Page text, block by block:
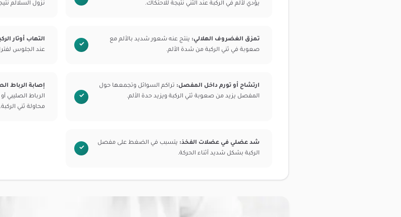
يؤدي لألم في الركبة عند الثني نتيجة للاحتكاك.
نزول السلالم
تمزق الغضروف الهلالي: ينتج عنه شعور شديد بالألم مع
صعوبة في ثني الركبة من شدة الألم.
التهاب أوتار
عند الجلوس
ارتشاح أو تورم داخل المفصل: تراكم السوائل وتجمعها حول
المفصل يزيد من صعوبة ثتي الركبة ويزيد حدة الألم.
إصابة الرباط
الرباط الصليبي
محاولة ثني الركبة.
شد عضلي في عضلات الفخذ: يتسبب في الضغط على مفصل
الركبة بشكل شديد أثناء الحركة.